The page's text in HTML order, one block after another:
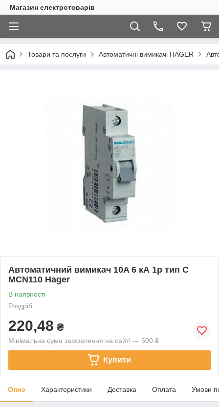
Магазин електротоварів
Товари та послуги Автоматичні вимикачі HAGER
Автоматичний вимикач 10A 6 кА 1р тип C
MCN110 Hager
В наявності
Роздріб
220,48 ₴
Мінімальна сума замовлення на сайті — 500 ₴
Купити
Опис Характеристики Доставка Оплата Умови